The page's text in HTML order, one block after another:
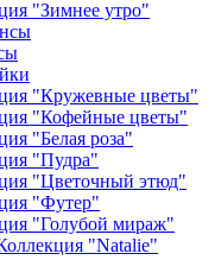
"Зимнее утро"
"Кружевные цветы"
"Кофейные цветы"
"Белая роза"
"Пудра"
"Цветочный этюд"
"Футер"
"Голубой мираж"
"Natalie"